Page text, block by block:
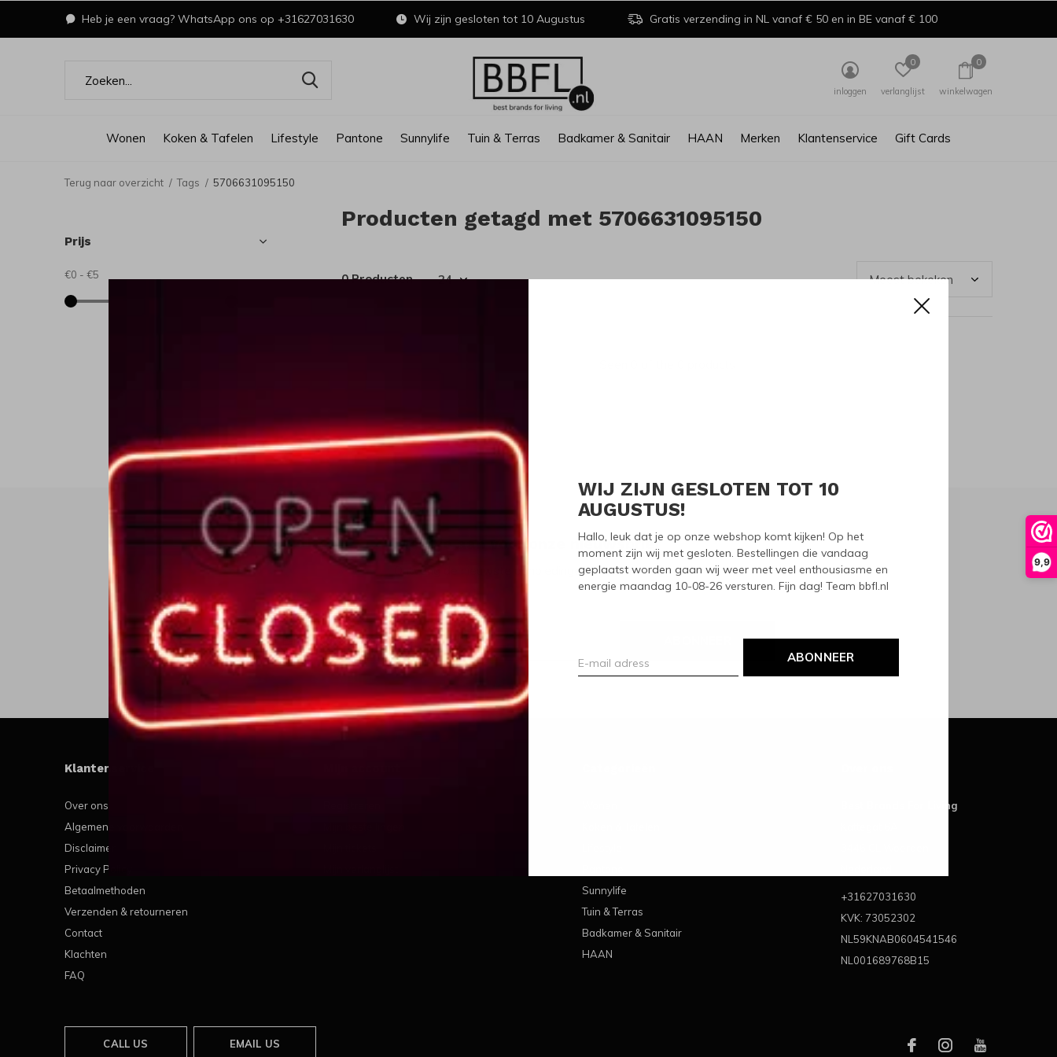
9,9
WIJ ZIJN GESLOTEN TOT 10
AUGUSTUS!
Hallo, leuk dat je op onze webshop komt kijken! Op het
moment zijn wij met gesloten. Bestellingen die vandaag
geplaatst worden gaan wij weer met veel enthousiasme en
energie maandag 10-08-26 versturen. Fijn dag! Team bbfl.nl
ABONNEER
Wonen Koken & Tafelen Lifestyle Pantone Sunnylife Tuin & Terras Badkamer & Sanitair HAAN Merken Klantenservice Gift Cards
inloggen verlanglijst
0
winkelwagen
0
Heb je een vraag? WhatsApp ons op +31627031630 Wij zijn gesloten tot 10 Augustus Gratis verzending in NL vanaf € 50 en in BE vanaf € 100
Terug naar overzicht Tags 5706631095150
Producten getagd met 5706631095150
0 Producten
Prijs
€0 - €5
Meld je aan voor onze nieuwsbrief
Ontvang de nieuwste aanbiedingen en promoties
Klantenservice
Over ons
Algemene voorwaarden
Disclaimer
Privacy Policy
Betaalmethoden
Verzenden & retourneren
Contact
Klachten
FAQ
Sunnylife
Tuin & Terras
Badkamer & Sanitair
HAAN
Best Brands For Living
+31627031630
KVK: 73052302
NL59KNAB0604541546
NL001689768B15
CALL US EMAIL US